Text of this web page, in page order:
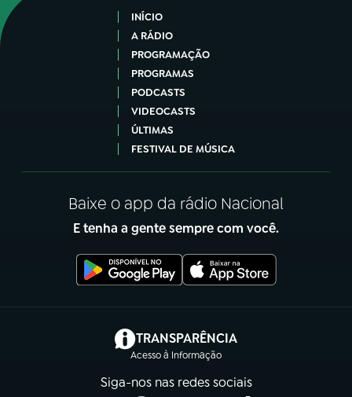
INÍCIO
A RÁDIO
PROGRAMAÇÃO
PROGRAMAS
PODCASTS
VIDEOCASTS
ÚLTIMAS
FESTIVAL DE MÚSICA
Baixe o app da rádio Nacional
E tenha a gente sempre com você.
TRANSPARÊNCIA
Acesso à Informação
(abre em nova aba)
Siga-nos nas redes sociais